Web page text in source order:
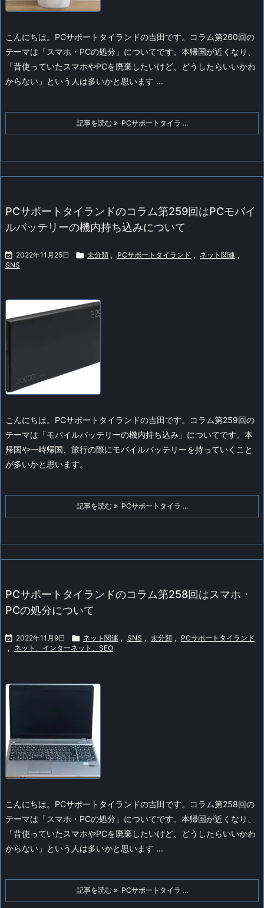
こんにちは。PCサポートタイランドの吉田です。コラム第260回の
テーマは「スマホ・PCの処分」についてです。 本帰国が近くなり、
「昔使っていたスマホやPCを廃棄したいけど、どうしたらいいかわ
からない」という人は多いかと思います ...
記事を読む PCサポートタイラ ...
PCサポートタイランドのコラム第259回はPCモバイ
ルバッテリーの機内持ち込みについて
 2022年11月25日  未分類 , PCサポートタイランド , ネット関連 ,
SNS
こんにちは。PCサポートタイランドの吉田です。
コラム第259回の
テーマは「モバイルバッテリーの機内持ち込み」についてです。 本
帰国や一時帰国、旅行の際にモバイルバッテリーを持っていくこと
が多いかと思います。
記事を読む PCサポートタイラ ...
PCサポートタイランドのコラム第258回はスマホ・
PCの処分について
 2022年11月9日  ネット関連 , SNS , 未分類 , PCサポートタイランド
, ネット、インターネット、SEO
こんにちは。PCサポートタイランドの吉田です。コラム第258回の
テーマは「スマホ・PCの処分」についてです。 本帰国が近くなり、
「昔使っていたスマホやPCを廃棄したいけど、どうしたらいいかわ
からない」という人は多いかと思います ...
記事を読む PCサポートタイラ ...